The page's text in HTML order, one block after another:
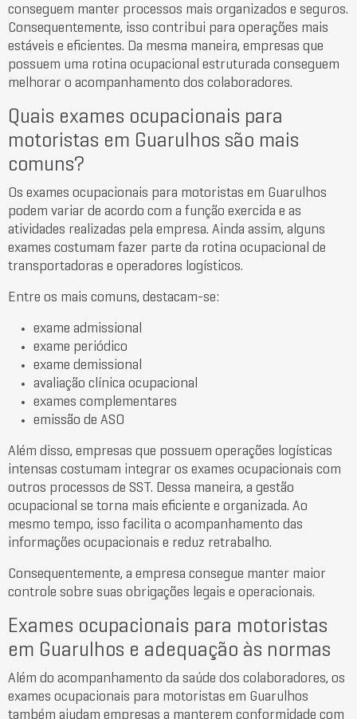
conseguem manter processos mais organizados e seguros.
Consequentemente, isso contribui para operações mais
estáveis e eficientes. Da mesma maneira, empresas que
possuem uma rotina ocupacional estruturada conseguem
melhorar o acompanhamento dos colaboradores.
Quais exames ocupacionais para
motoristas em Guarulhos são mais
comuns?
Os exames ocupacionais para motoristas em Guarulhos
podem variar de acordo com a função exercida e as
atividades realizadas pela empresa. Ainda assim, alguns
exames costumam fazer parte da rotina ocupacional de
transportadoras e operadores logísticos.
Entre os mais comuns, destacam-se:
exame admissional
exame periódico
exame demissional
avaliação clínica ocupacional
exames complementares
emissão de ASO
Além disso, empresas que possuem operações logísticas
intensas costumam integrar os exames ocupacionais com
outros processos de SST. Dessa maneira, a gestão
ocupacional se torna mais eficiente e organizada. Ao
mesmo tempo, isso facilita o acompanhamento das
informações ocupacionais e reduz retrabalho.
Consequentemente, a empresa consegue manter maior
controle sobre suas obrigações legais e operacionais.
Exames ocupacionais para motoristas
em Guarulhos e adequação às normas
Além do acompanhamento da saúde dos colaboradores, os
exames ocupacionais para motoristas em Guarulhos
também ajudam empresas a manterem conformidade com